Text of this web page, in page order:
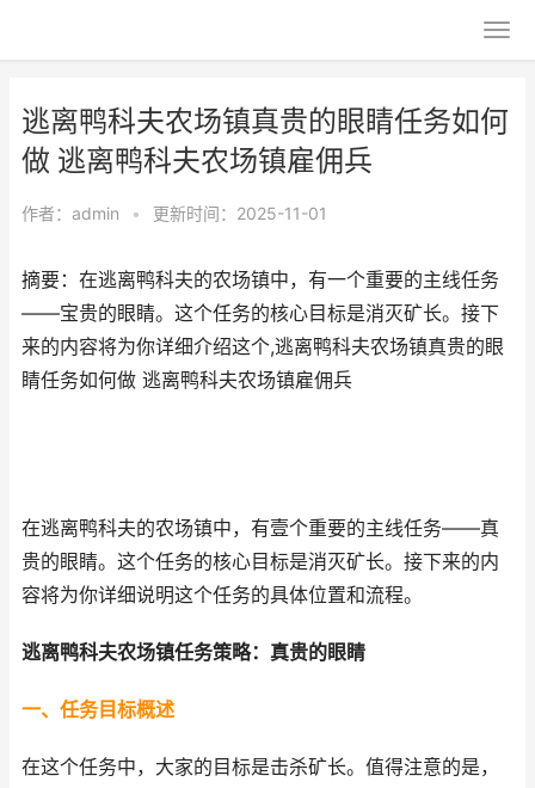
逃离鸭科夫农场镇真贵的眼睛任务如何
做 逃离鸭科夫农场镇雇佣兵
作者： admin • 更新时间：2025-11-01
摘要：在逃离鸭科夫的农场镇中，有一个重要的主线任务
——宝贵的眼睛。这个任务的核心目标是消灭矿长。接下
来的内容将为你详细介绍这个,逃离鸭科夫农场镇真贵的眼
睛任务如何做 逃离鸭科夫农场镇雇佣兵
在逃离鸭科夫的农场镇中，有壹个重要的主线任务——真
贵的眼睛。这个任务的核心目标是消灭矿长。接下来的内
容将为你详细说明这个任务的具体位置和流程。
逃离鸭科夫农场镇任务策略：真贵的眼睛
一、任务目标概述
在这个任务中，大家的目标是击杀矿长。值得注意的是，